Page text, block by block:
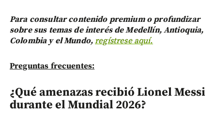
Para consultar contenido premium o profundizar
sobre sus temas de interés de Medellín, Antioquia,
Colombia y el Mundo,regístrese aquí.
Preguntas frecuentes:
¿Qué amenazas recibió Lionel Messi
durante el Mundial 2026?